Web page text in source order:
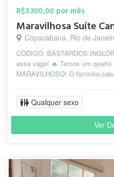
R$3.300,00 por mês
Copacabana, Rio de
CÓDIGO: BASTARDOS
essa vaga! 🔥 Temos um
MARAVILHOSO! O forninho
Qualquer sexo
Ver